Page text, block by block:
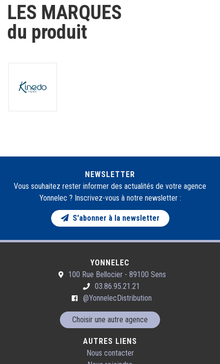
LES MARQUES
du produit
NEWSLETTER
Vous souhaitez rester informer des actualités de votre agence
Yonnelec ? Inscrivez-vous à notre newsletter :
S'abonner à la newsletter
YONNELEC
100 Rue Bellocier - 89100 Sens
03.86.95.21.21
@YonnelecDistribution
Choisir une autre agence
AUTRES LIENS
Nous contacter